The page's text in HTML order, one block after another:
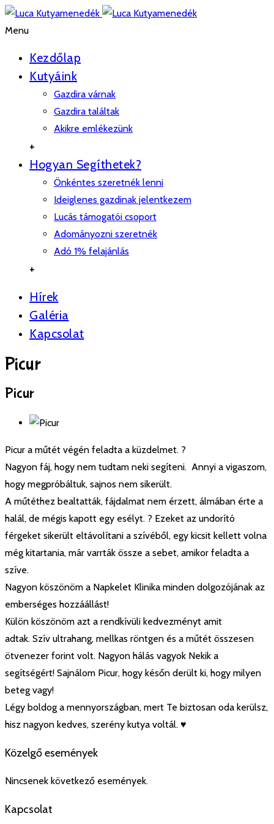
Menu
Kezdőlap
Kutyáink
Gazdira várnak
Gazdira találtak
Akikre emlékezünk
+
Hogyan Segíthetek?
Önkéntes szeretnék lenni
Ideiglenes gazdinak jelentkezem
Lucás támogatói csoport
Adományozni szeretnék
Adó 1% felajánlás
+
Hírek
Galéria
Kapcsolat
Picur
Picur
Picur a műtét végén feladta a küzdelmet. ?
Nagyon fáj, hogy nem tudtam neki segíteni. Annyi a vigaszom,
hogy megpróbáltuk, sajnos nem sikerült.
A műtéthez bealtatták, fájdalmat nem érzett, álmában érte a
halál, de mégis kapott egy esélyt. ? Ezeket az undorító
férgeket sikerült eltávolítani a szívéből, egy kicsit kellett volna
még kitartania, már varrták össze a sebet, amikor feladta a
szíve.
Nagyon köszönöm a Napkelet Klinika minden dolgozójának az
emberséges hozzáállást!
Külön köszönöm azt a rendkívüli kedvezményt amit
adtak. Szív ultrahang, mellkas röntgen és a műtét összesen
ötvenezer forint volt. Nagyon hálás vagyok Nekik a
segítségért! Sajnálom Picur, hogy későn derült ki, hogy milyen
beteg vagy!
Légy boldog a mennyországban, mert Te biztosan oda kerülsz,
hisz nagyon kedves, szerény kutya voltál. ♥️
Közelgő események
Nincsenek következő események.
Kapcsolat